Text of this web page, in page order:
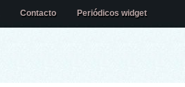
Contacto Periódicos widget